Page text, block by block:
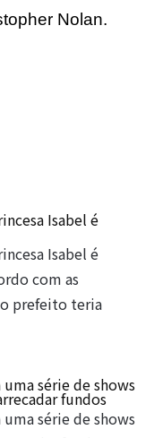
Nolan.
Isabel é
Isabel é
com as
prefeito teria
uma série de shows
fundos
uma série de shows